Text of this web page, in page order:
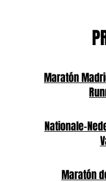
Maratón
Nationale-
Maratón